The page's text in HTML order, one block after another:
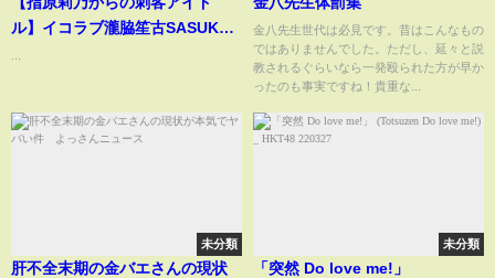
ル】イコラブ瀧脇笙古SASUKE
金八先生世代は必見です。昔はこんなもの
ではありませんでした。ただし、延々と説
教されるぐらいなら一発殴られた方が早か
ったのも事実ですね！貴重な...
未分類
肝不全末期の金バエさんの現状
未分類
「突然 Do love me!」